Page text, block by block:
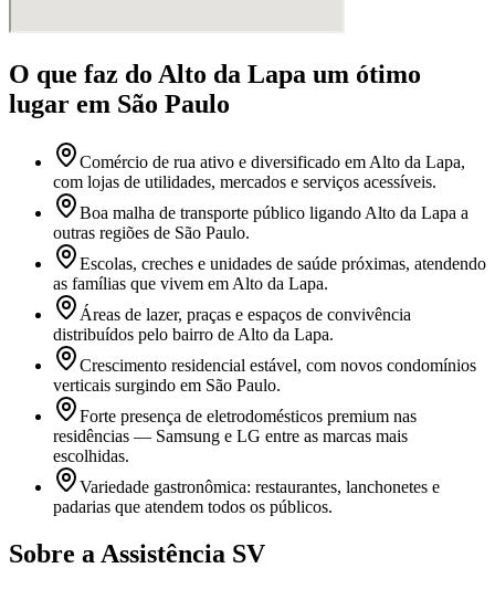
O que faz do Alto da Lapa um ótimo
lugar em São Paulo
Comércio de rua ativo e diversificado em Alto da Lapa,
com lojas de utilidades, mercados e serviços acessíveis.
Boa malha de transporte público ligando Alto da Lapa a
outras regiões de São Paulo.
Escolas, creches e unidades de saúde próximas, atendendo
as famílias que vivem em Alto da Lapa.
Áreas de lazer, praças e espaços de convivência
distribuídos pelo bairro de Alto da Lapa.
Crescimento residencial estável, com novos condomínios
verticais surgindo em São Paulo.
Forte presença de eletrodomésticos premium nas
residências — Samsung e LG entre as marcas mais
escolhidas.
Variedade gastronômica: restaurantes, lanchonetes e
padarias que atendem todos os públicos.
Sobre a Assistência SV